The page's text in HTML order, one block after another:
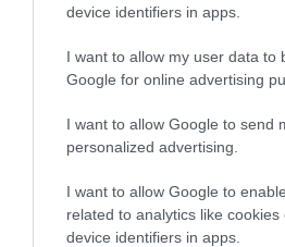
device identifiers in apps.
I want to allow my user data to
Google for online advertising
I want to allow Google to send
personalized advertising.
I want to allow Google to
related to analytics like cookies
device identifiers in apps.
Zendaya és Tom Holland
lakodalmukat